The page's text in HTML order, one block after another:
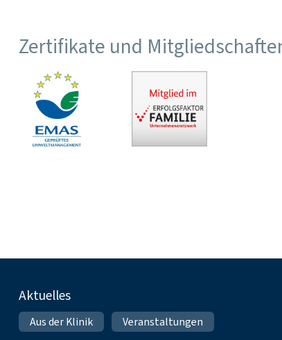
Zertifikate und
Fußnavigation
Aktuelles
Aus der Klinik Veranstaltungen